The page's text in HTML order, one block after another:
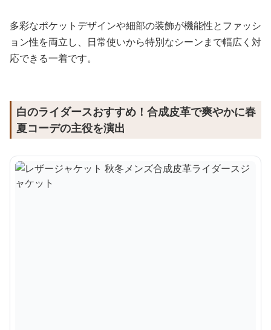
多彩なポケットデザインや細部の装飾が機能性とファッシ
ョン性を両立し、日常使いから特別なシーンまで幅広く対
応できる一着です。
白のライダースおすすめ！合成皮革で爽やかに春
夏コーデの主役を演出